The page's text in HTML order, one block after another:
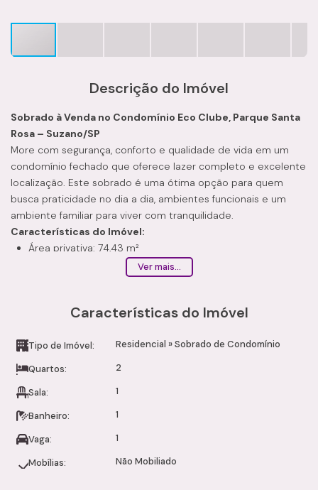
Descrição do Imóvel
Sobrado à Venda no Condomínio Eco Clube, Parque Santa
Rosa – Suzano/SP
More com segurança, conforto e qualidade de vida em um
condomínio fechado que oferece lazer completo e excelente
localização. Este sobrado é uma ótima opção para quem
busca praticidade no dia a dia, ambientes funcionais e um
ambiente familiar para viver com tranquilidade.
Características do Imóvel:
Área privativa: 74,43 m²
1 banheiro social com acabamento moderno
Infraestrutura do Condomínio:
Portaria e segurança
Salão de festas
Churrasqueira
Playground ecológico
Ambiente familiar e organizado
Ver mais...
Características do Imóvel
Tipo de Imóvel: Residencial »Sobrado de Condomínio
Quartos: 2
Sala: 1
Banheiro: 1
Vaga: 1
Mobílias: Não Mobiliado